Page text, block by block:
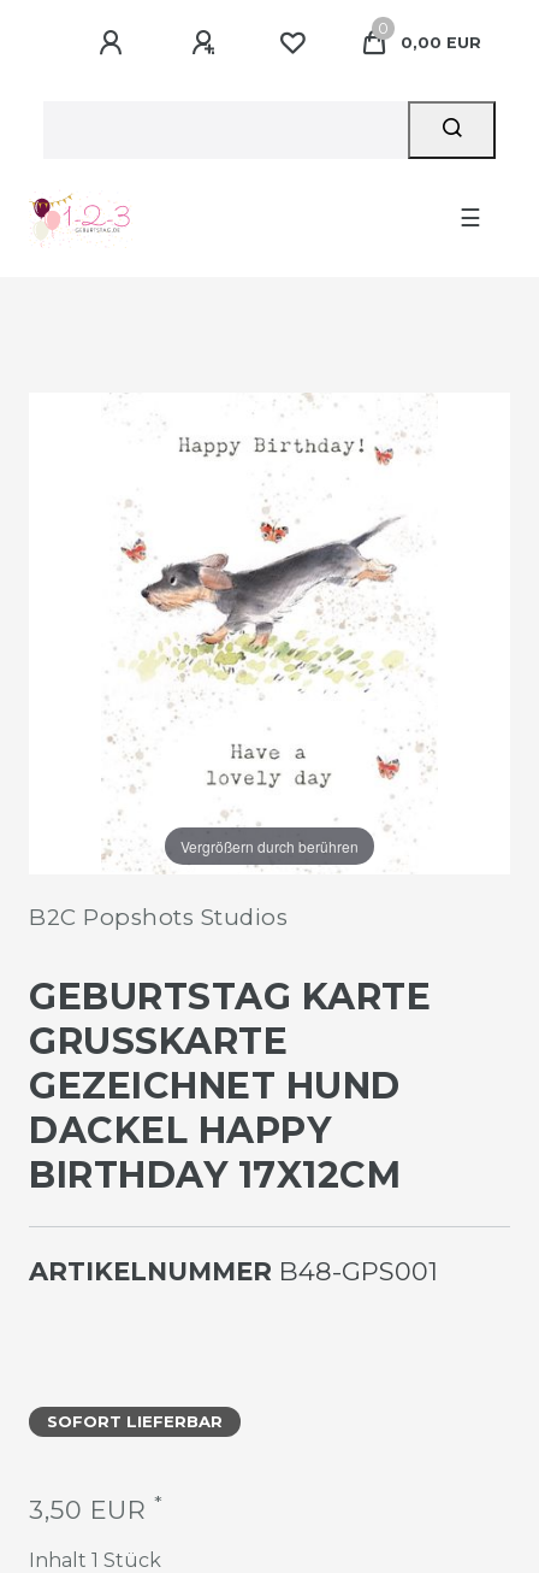
0
0,00 EUR
☰
Vergrößern durch berühren
B2C Popshots Studios
GEBURTSTAG KARTE
GRUSSKARTE G
EZEICHNET HUND D
ACKEL HAPPY B
IRTHDAY 17X12CM
ARTIKELNUMMER B48-GPS001
SOFORT LIEFERBAR
3,50 EUR *
Inhalt 1 Stück